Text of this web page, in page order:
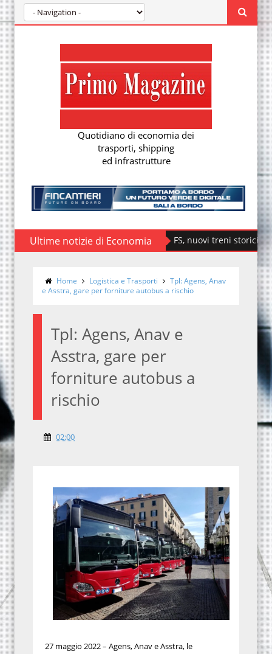
Quotidiano di economia dei
trasporti, shipping
ed infrastrutture
Ultime notizie di Economia
Fondazione FS, nuovi treni storici speciali
Home Logistica e Trasporti
Tpl: Agens, Anav
e Asstra, gare per forniture autobus a rischio
Tpl: Agens, Anav e
Asstra, gare per
forniture autobus a
rischio
02:00
27 maggio 2022 – Agens, Anav e Asstra, le